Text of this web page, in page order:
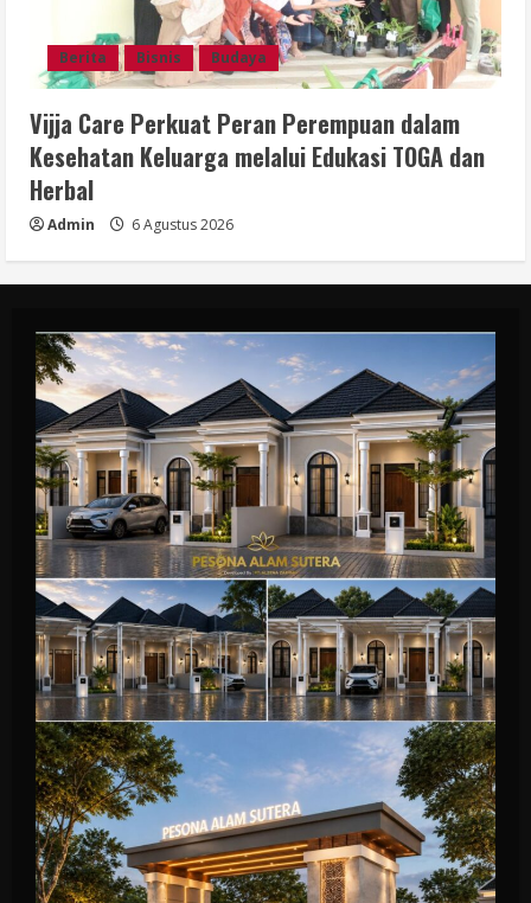
Berita Bisnis Budaya
Vijja Care Perkuat Peran Perempuan dalam
Kesehatan Keluarga melalui Edukasi TOGA dan
Herbal
Admin 6 Agustus 2026